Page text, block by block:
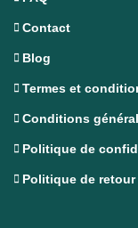
Contact
Blog
Termes et
Conditions
Politique de
Politique de